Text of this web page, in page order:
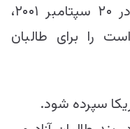
سر می‌برد و به همین دلیل در ۲۰ سپتامبر ۲۰۰۱،
را برای طالبان
سپرده شود.